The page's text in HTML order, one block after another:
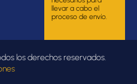
llevar a cabo el
proceso de envío.
los derechos reservados.